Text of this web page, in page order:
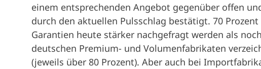
einem entsprechenden Angebot gegenüber offen
durch den aktuellen Pulsschlag bestätigt. 70
Garantien heute stärker nachgefragt werden als
deutschen Premium- und Volumenfabrikaten
(jeweils über 80 Prozent). Aber auch bei